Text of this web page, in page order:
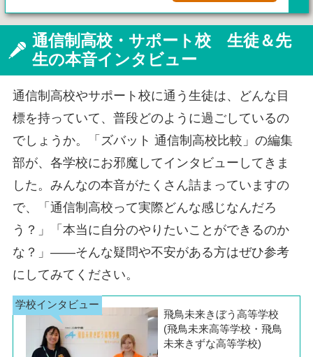
通信制高校・サポート校 生徒＆先
生の本音インタビュー
通信制高校やサポート校に通う生徒は、どんな目
標を持っていて、普段どのように過ごしているの
でしょうか。「ズバット 通信制高校比較」の編集
部が、各学校にお邪魔してインタビューしてきま
した。みんなの本音がたくさん詰まっていますの
で、「通信制高校って実際どんな感じなんだろ
う？」「本当に自分のやりたいことができるのか
な？」――そんな疑問や不安がある方はぜひ参考
にしてみてください。
飛鳥未来きぼう高等学校
(飛鳥未来高等学校・飛鳥
未来きずな高等学校)